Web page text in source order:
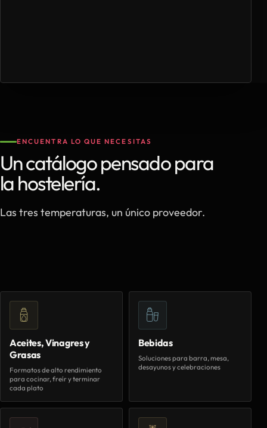
ENCUENTRA LO QUE NECESITAS
Un catálogo pensado para
la hostelería.
Las tres temperaturas, un único proveedor.
Aceites, Vinagres y
Grasas
Formatos de alto rendimiento
para cocinar, freír y terminar
cada plato
Bebidas
Soluciones para barra, mesa,
desayunos y celebraciones